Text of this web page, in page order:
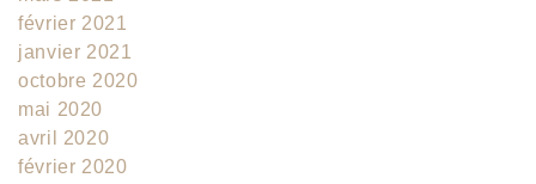
février 2021
janvier 2021
octobre 2020
mai 2020
avril 2020
février 2020